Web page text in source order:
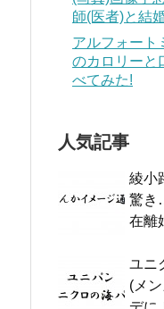
師(医者)と結
アルフォート
のカロリーと
べてみた!
人気記事
綾小
驚き
在離
ユニ
(メ